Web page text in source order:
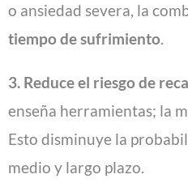
o ansiedad severa, la
tiempo de sufrimiento.
3. Reduce el riesgo de
enseña herramientas; la
Esto disminuye la
medio y largo plazo.